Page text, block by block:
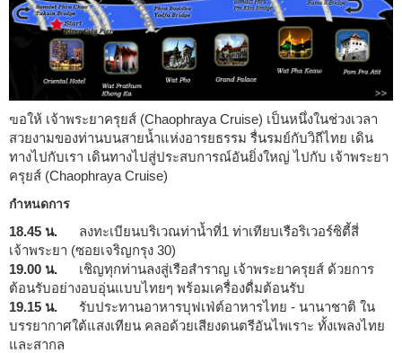
ฃอให้ เจ้าพระยาครุยส์ (Chaophraya Cruise) เป็นหนึ่งในช่วงเวลา
สวยงามของท่านบนสายน้ำแห่งอารยธรรม รื่นรมย์กับวิถีไทย เดิน
ทางไปกับเรา เดินทางไปสู่ประสบการณ์อันยิ่งใหญ่ ไปกับ เจ้าพระยา
ครุยส์ (Chaophraya Cruise)
กำหนดการ
18.45 น.
ลงทะเบียนบริเวณท่าน้ำที่1 ท่าเทียบเรือริเวอร์ซิตี้สี่
เจ้าพระยา (ซอยเจริญกรุง 30)
19.00 น. เชิญทุกท่านลงสู่เรือสำราญ เจ้าพระยาครุยส์ ด้วยการ
ต้อนรับอย่างอบอุ่นแบบไทยๆ พร้อมเครื่องดื่มต้อนรับ
19.15 น. รับประทานอาหารบุฟเฟ่ต์อาหารไทย - นานาชาติ ใน
บรรยากาศใต้แสงเทียน คลอด้วยเสียงดนตรีอันไพเราะ ทั้งเพลงไทย
และสากล